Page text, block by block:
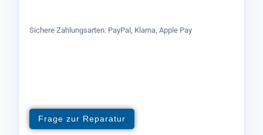
Sichere Zahlungsarten: PayPal, Klarna, Apple Pay
Frage zur Reparatur